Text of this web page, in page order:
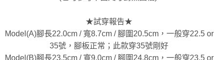
★試穿報告★
Model(A)腳長22.0cm / 寬8.7cm / 腳圍20.5cm，一般穿22.5 or
35號，腳板正常；此款穿35號剛好
Model(B)腳長23.5cm / 寬9.0cm / 腳圍24.8cm，一般穿23.5 or